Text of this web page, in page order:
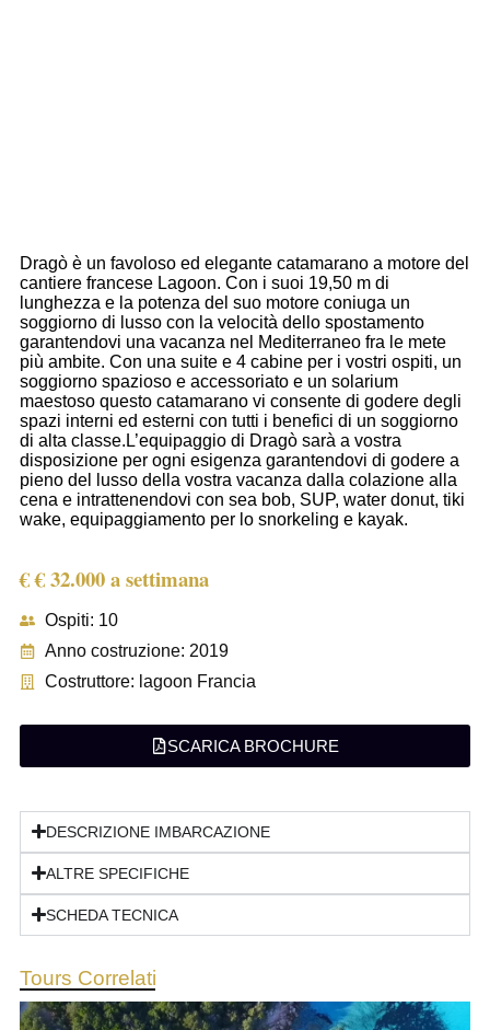
Dragò è un favoloso ed elegante catamarano a motore del
cantiere francese Lagoon. Con i suoi 19,50 m di
lunghezza e la potenza del suo motore coniuga un
soggiorno di lusso con la velocità dello spostamento
garantendovi una vacanza nel Mediterraneo fra le mete
più ambite. Con una suite e 4 cabine per i vostri ospiti, un
soggiorno spazioso e accessoriato e un solarium
maestoso questo catamarano vi consente di godere degli
spazi interni ed esterni con tutti i benefici di un soggiorno
di alta classe.L’equipaggio di Dragò sarà a vostra
disposizione per ogni esigenza garantendovi di godere a
pieno del lusso della vostra vacanza dalla colazione alla
cena e intrattenendovi con sea bob, SUP, water donut, tiki
wake, equipaggiamento per lo snorkeling e kayak.
€ € 32.000 a settimana
Ospiti: 10
Anno costruzione: 2019
Costruttore: lagoon Francia
SCARICA BROCHURE
DESCRIZIONE IMBARCAZIONE
ALTRE SPECIFICHE
SCHEDA TECNICA
Tours Correlati